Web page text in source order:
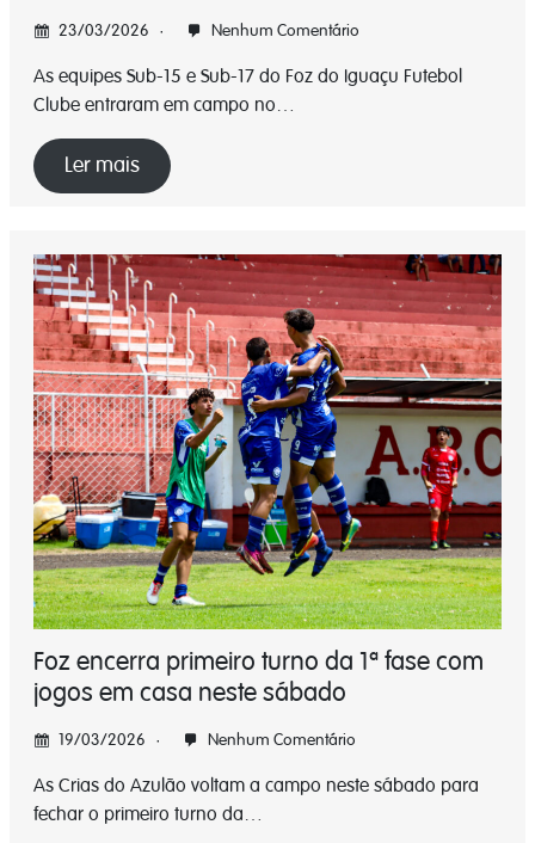
23/03/2026 Nenhum Comentário
As equipes Sub-15 e Sub-17 do Foz do Iguaçu Futebol
Clube entraram em campo no…
Ler mais
Foz encerra primeiro turno da 1ª fase com
jogos em casa neste sábado
19/03/2026 Nenhum Comentário
As Crias do Azulão voltam a campo neste sábado para
fechar o primeiro turno da…